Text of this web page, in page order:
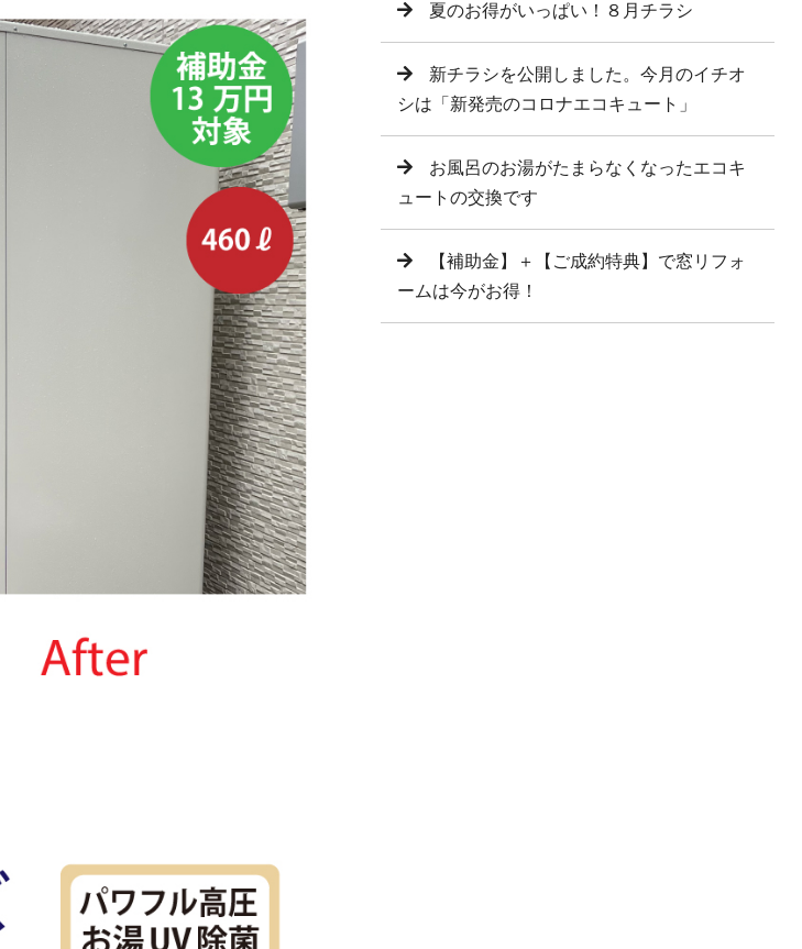
夏のお得がいっぱい！８月チラシ
新チラシを公開しました。今月のイチオ
シは「新発売のコロナエコキュート」
お風呂のお湯がたまらなくなったエコキ
ュートの交換です
【補助金】＋【ご成約特典】で窓リフォ
ームは今がお得！